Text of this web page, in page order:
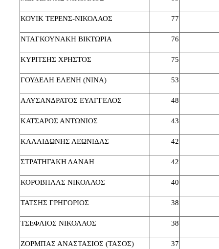
ΚΟΥΙΚ ΤΕΡΕΝΣ-ΝΙΚΟΛΑΟΣ 77
ΝΤΑΓΚΟΥΝΑΚΗ ΒΙΚΤΩΡΙΑ 76
ΚΥΡΙΤΣΗΣ ΧΡΗΣΤΟΣ 75
ΓΟΥΔΕΛΗ ΕΛΕΝΗ (ΝΙΝΑ) 53
ΑΛΥΣΑΝΔΡΑΤΟΣ ΕΥΑΓΓΕΛΟΣ 48
ΚΑΤΣΑΡΟΣ ΑΝΤΩΝΙΟΣ 43
ΚΑΛΛΙΔΩΝΗΣ ΛΕΩΝΙΔΑΣ 42
ΣΤΡΑΤΗΓΑΚΗ ΔΑΝΑΗ 42
ΚΟΡΟΒΗΛΑΣ ΝΙΚΟΛΑΟΣ 40
ΤΑΤΣΗΣ ΓΡΗΓΟΡΙΟΣ 38
ΤΣΕΦΛΙΟΣ ΝΙΚΟΛΑΟΣ 38
ΖΟΡΜΠΑΣ ΑΝΑΣΤΑΣΙΟΣ (ΤΑΣΟΣ) 37